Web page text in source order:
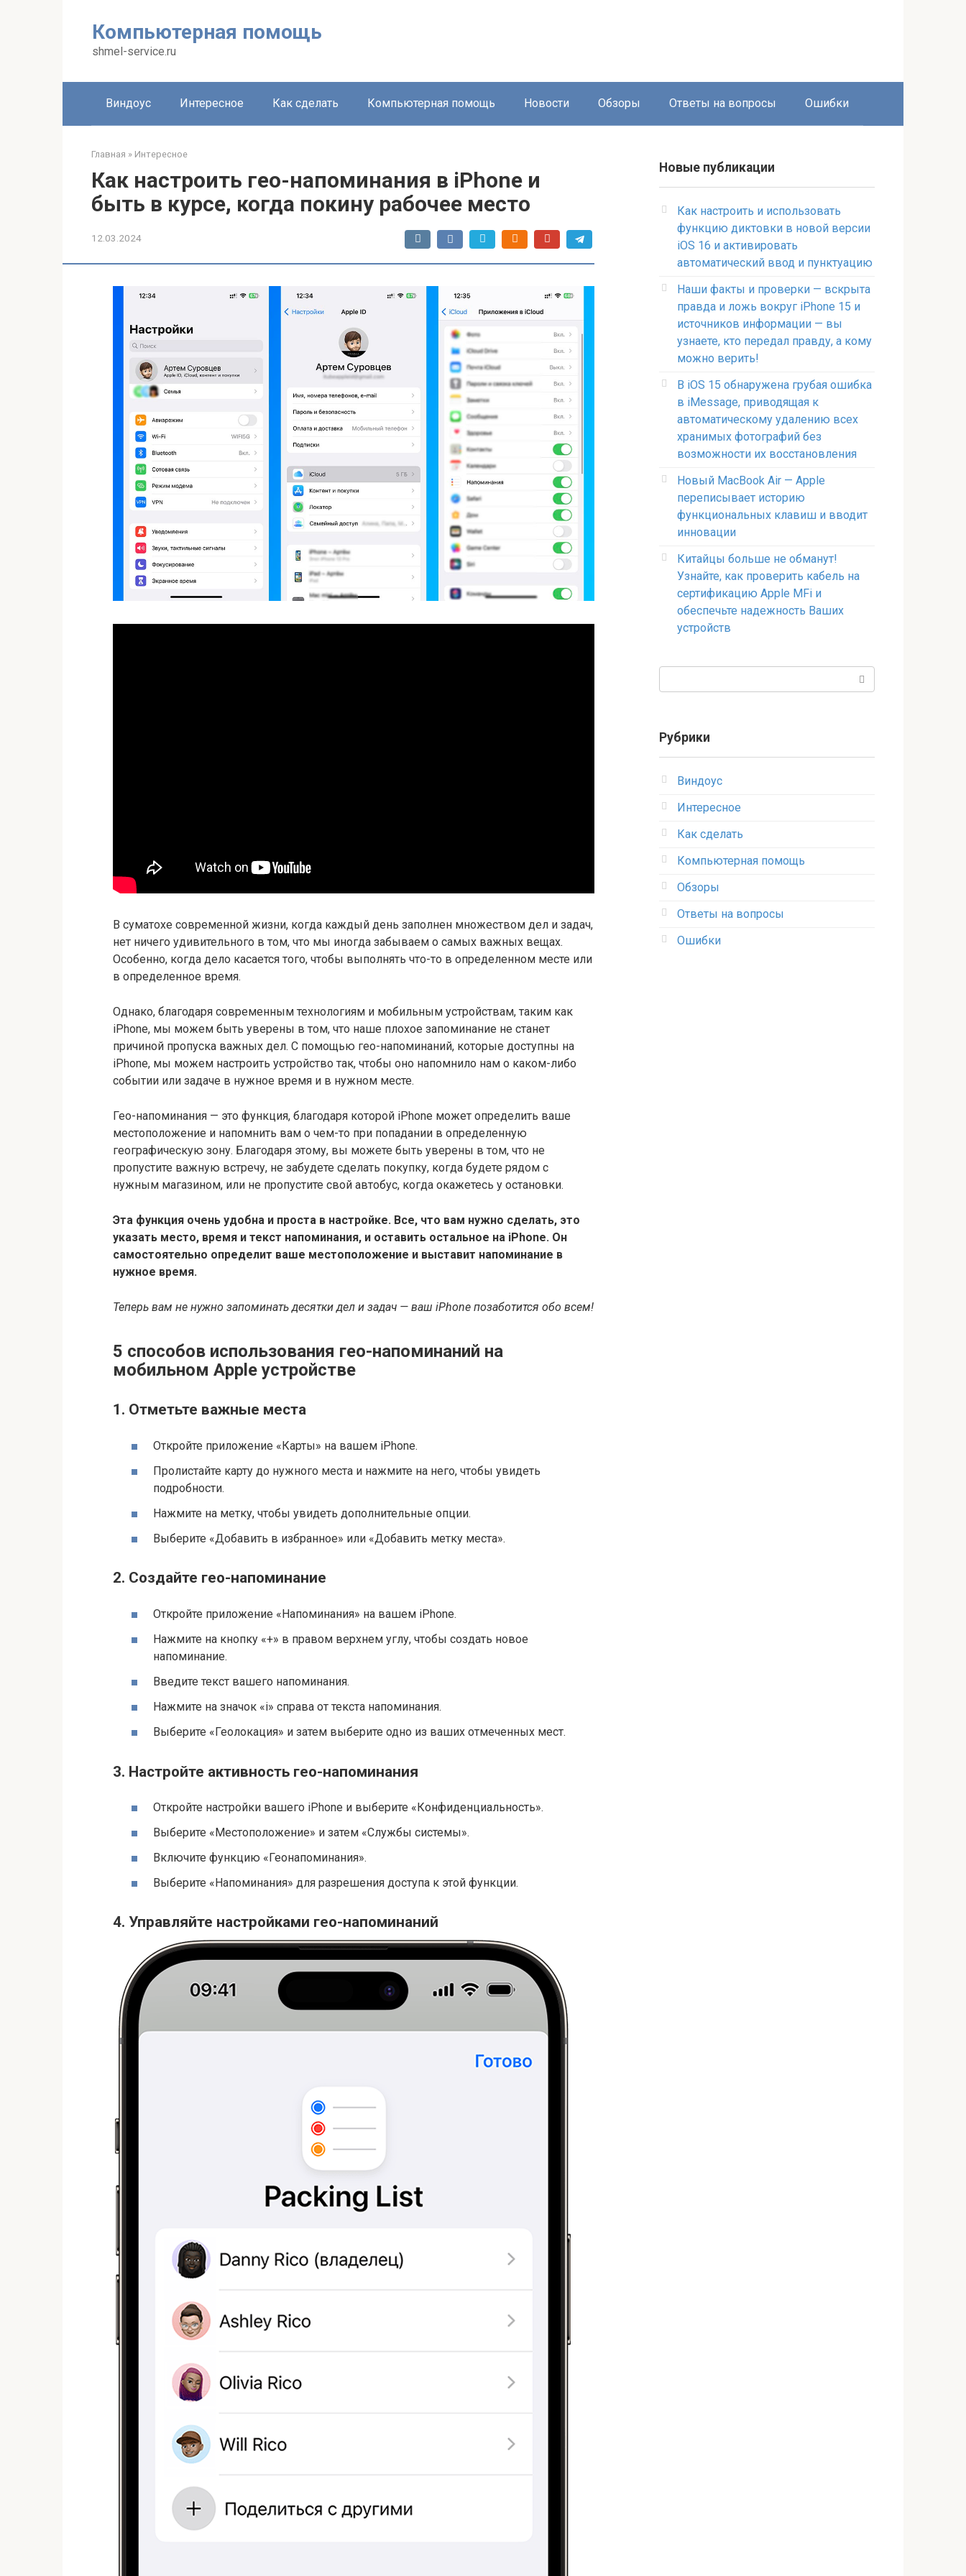
Компьютерная помощь
shmel-service.ru
Виндоус Интересное Как сделать Компьютерная помощь Новости Обзоры Ответы на вопросы Ошибки
Главная » Интересное
Как настроить гео-напоминания в iPhone и
быть в курсе, когда покину рабочее место
12.03.2024
В суматохе современной жизни, когда каждый день заполнен множеством дел и задач,
нет ничего удивительного в том, что мы иногда забываем о самых важных вещах.
Особенно, когда дело касается того, чтобы выполнять что-то в определенном месте или
в определенное время.
Однако, благодаря современным технологиям и мобильным устройствам, таким как
iPhone, мы можем быть уверены в том, что наше плохое запоминание не станет
причиной пропуска важных дел. С помощью гео-напоминаний, которые доступны на
iPhone, мы можем настроить устройство так, чтобы оно напомнило нам о каком-либо
событии или задаче в нужное время и в нужном месте.
Гео-напоминания — это функция, благодаря которой iPhone может определить ваше
местоположение и напомнить вам о чем-то при попадании в определенную
географическую зону. Благодаря этому, вы можете быть уверены в том, что не
пропустите важную встречу, не забудете сделать покупку, когда будете рядом с
нужным магазином, или не пропустите свой автобус, когда окажетесь у остановки.
Эта функция очень удобна и проста в настройке. Все, что вам нужно сделать, это
указать место, время и текст напоминания, и оставить остальное на iPhone. Он
самостоятельно определит ваше местоположение и выставит напоминание в
нужное время.
Теперь вам не нужно запоминать десятки дел и задач — ваш iPhone позаботится обо всем!
5 способов использования гео-напоминаний на
мобильном Apple устройстве
1. Отметьте важные места
Откройте приложение «Карты» на вашем iPhone.
Пролистайте карту до нужного места и нажмите на него, чтобы увидеть
подробности.
Нажмите на метку, чтобы увидеть дополнительные опции.
Выберите «Добавить в избранное» или «Добавить метку места».
2. Создайте гео-напоминание
Откройте приложение «Напоминания» на вашем iPhone.
Нажмите на кнопку «+» в правом верхнем углу, чтобы создать новое
напоминание.
Введите текст вашего напоминания.
Нажмите на значок «i» справа от текста напоминания.
Выберите «Геолокация» и затем выберите одно из ваших отмеченных мест.
3. Настройте активность гео-напоминания
Откройте настройки вашего iPhone и выберите «Конфиденциальность».
Выберите «Местоположение» и затем «Службы системы».
Включите функцию «Геонапоминания».
Выберите «Напоминания» для разрешения доступа к этой функции.
4. Управляйте настройками гео-напоминаний
Новые публикации
Как настроить и использовать
функцию диктовки в новой версии
iOS 16 и активировать
автоматический ввод и пунктуацию
Наши факты и проверки — вскрыта
правда и ложь вокруг iPhone 15 и
источников информации — вы
узнаете, кто передал правду, а кому
можно верить!
В iOS 15 обнаружена грубая ошибка
в iMessage, приводящая к
автоматическому удалению всех
хранимых фотографий без
возможности их восстановления
Новый MacBook Air — Apple
переписывает историю
функциональных клавиш и вводит
инновации
Китайцы больше не обманут!
Узнайте, как проверить кабель на
сертификацию Apple MFi и
обеспечьте надежность Ваших
устройств
Рубрики
Виндоус
Интересное
Как сделать
Компьютерная помощь
Обзоры
Ответы на вопросы
Ошибки